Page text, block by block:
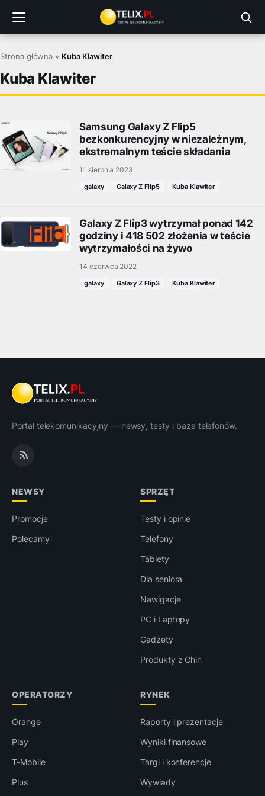
treści
Strona główna » Kuba Klawiter
Kuba Klawiter
Samsung Galaxy Z Flip5
bezkonkurencyjny w niezależnym,
ekstremalnym teście składania
11 sierpnia 2023
galaxy Galaxy Z Flip5 Kuba Klawiter
Galaxy Z Flip3 wytrzymał ponad 142
godziny i 418 502 złożenia w teście
wytrzymałości na żywo
14 czerwca 2022
galaxy Galaxy Z Flip3 Kuba Klawiter
Portal telekomunikacyjny — newsy, testy i baza telefonów.
NEWSY
Promocje
Polecamy
SPRZĘT
Testy i opinie
Telefony
Tablety
Dla seniora
Nawigacje
PC i Laptopy
Gadżety
Produkty z Chin
OPERATORZY
Orange
Play
T-Mobile
Plus
RYNEK
Raporty i prezentacje
Wyniki finansowe
Targi i konferencje
Wywiady